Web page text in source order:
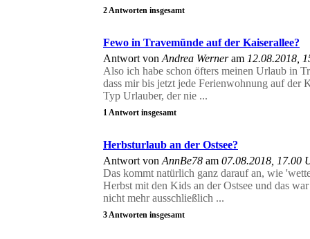
2 Antworten insgesamt
Fewo in Travemünde auf der Kaiserallee?
Antwort von Andrea Werneram 12.08.2018,
Also ich habe schon öfters meinen Urlaub in
dass mir bis jetzt jede Ferienwohnung auf der
Typ Urlauber, der nie ...
1 Antwort insgesamt
Herbsturlaub an der Ostsee?
Antwort von AnnBe78 am 07.08.2018, 17.00
Das kommt natürlich ganz darauf an, wie
Herbst mit den Kids an der Ostsee und das
nicht mehr ausschließlich ...
3 Antworten insgesamt